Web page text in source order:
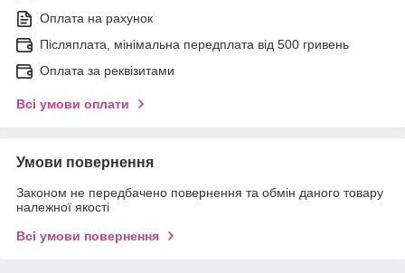
Оплата на рахунок
Післяплата, мінімальна передплата від 500 гривень
Оплата за реквізитами
Всі умови оплати
Умови повернення
Законом не передбачено повернення та обмін даного товару
належної якості
Всі умови повернення